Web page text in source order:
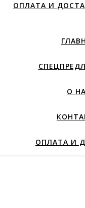
ОПЛАТА И
О
ОПЛАТА И